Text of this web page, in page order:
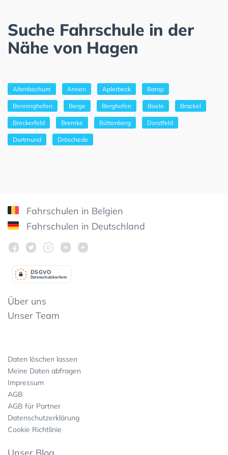
Suche Fahrschule in der
Nähe von Hagen
Altenbochum Annen Aplerbeck Barop
Benninghofen Berge Berghofen Boele Brackel
Breckerfeld Bremke Büttenberg Dorstfeld
Dortmund Dröschede
Fahrschulen in Belgien
Fahrschulen in Deutschland
Datenschutzkonform
DSGVO
Über uns
Unser Team
Daten löschen lassen
Meine Daten abfragen
Impressum
AGB
AGB für Partner
Datenschutzerklärung
Cookie Richtlinie